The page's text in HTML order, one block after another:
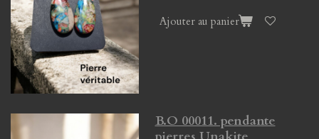
Ajouter au panier
B.O 00011. pendante